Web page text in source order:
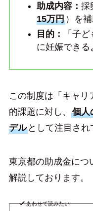
助成内容： 採
15万円）を
目的：
「子
に妊娠できる
この制度は「キャ
的課題に対し、 個人
デルとして注目され
東京都の助成金につ
解説しております。
あわせて読みたい